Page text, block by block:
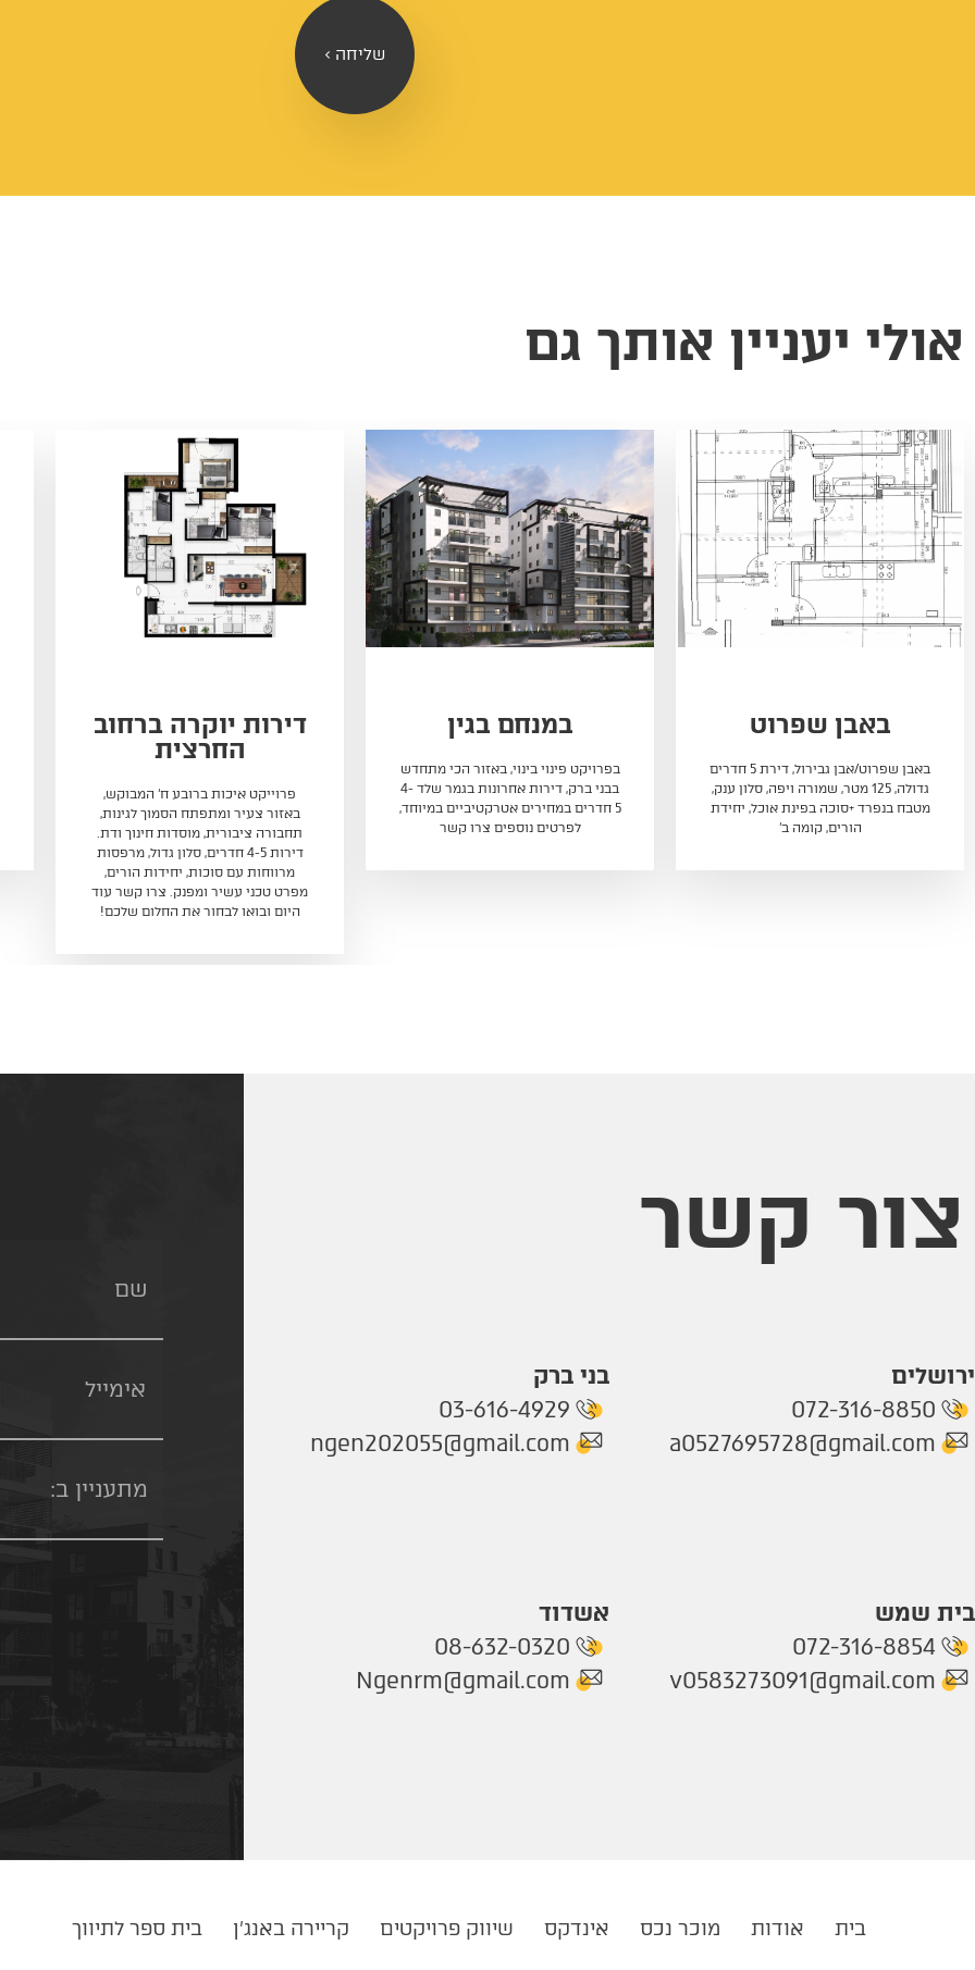
שליחה >
אולי יעניין אותך גם
במנחם בגין
בפרויקט פינוי בינוי, באזור הכי מתחדש
5 חדרים במחירים אטרקטיביים במיוחד,
לפרטים נוספים צרו קשר
דירות יוקרה ברחוב
פרוייקט איכות ברובע ח‘ המבוקש,
באזור צעיר ומתפתח הסמוך לגינות,
תחבורה ציבורית, מוסדות חינוך ודת.
באבן שפרוט
גדולה, 125 מטר, שמורה ויפה, סלון ענק,
מטבח בנפרד +סוכה בפינת אוכל, יחידת
הורים, קומה ב'
צור קשר
ירושלים
072-316-8850
a0527695728@gmail.com
בני ברק
03-616-4929
ngen202055@gmail.com
בית שמש
072-316-8854
v0583273091@gmail.com
אשדוד
08-632-0320
Ngenrm@gmail.com
בית אודות מוכר נכס אינדקס שיווק פרויקטים קריירה באנג'ן בית ספר לתיווך